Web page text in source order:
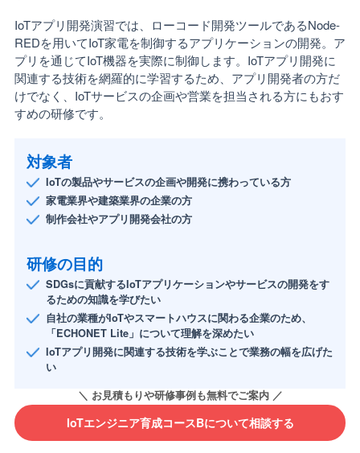
IoTアプリ開発演習では、ローコード開発ツールであるNode-
REDを用いてIoT家電を制御するアプリケーションの開発。ア
プリを通じてIoT機器を実際に制御します。IoTアプリ開発に
関連する技術を網羅的に学習するため、アプリ開発者の方だ
けでなく、IoTサービスの企画や営業を担当される方にもおす
すめの研修です。
対象者
IoTの製品やサービスの企画や開発に携わっている方
家電業界や建築業界の企業の方
制作会社やアプリ開発会社の方
研修の目的
SDGsに貢献するIoTアプリケーションやサービスの開発をす
るための知識を学びたい
自社の業種がIoTやスマートハウスに関わる企業のため、
「ECHONET Lite」について理解を深めたい
IoTアプリ開発に関連する技術を学ぶことで業務の幅を広げた
い
IoTエンジニア育成コースBについて相談する